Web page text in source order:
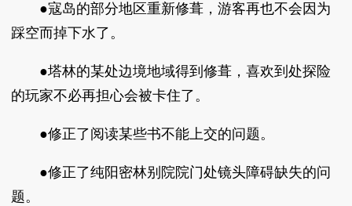
●寇岛的部分地区重新修葺，游客再也不会因为
踩空而掉下水了。
●塔林的某处边境地域得到修葺，喜欢到处探险
的玩家不必再担心会被卡住了。
●修正了阅读某些书不能上交的问题。
●修正了纯阳密林别院院门处镜头障碍缺失的问
题。